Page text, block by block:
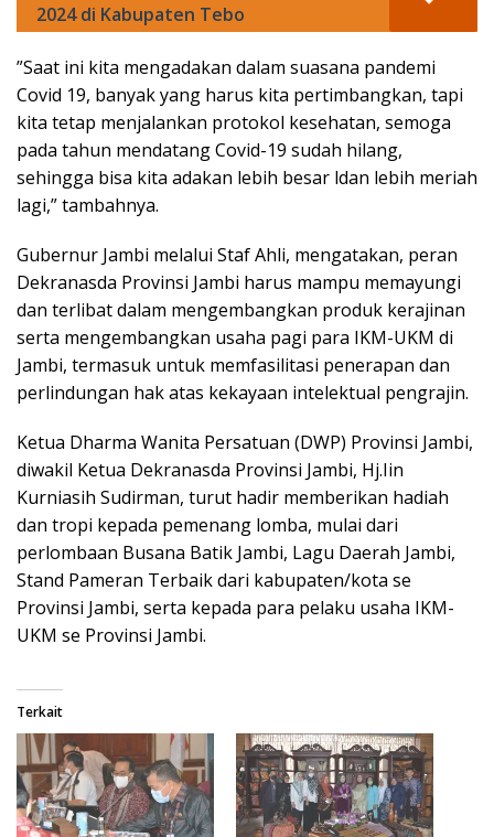
2024 di Kabupaten Tebo
”Saat ini kita mengadakan dalam suasana pandemi
Covid 19, banyak yang harus kita pertimbangkan, tapi
kita tetap menjalankan protokol kesehatan, semoga
pada tahun mendatang Covid-19 sudah hilang,
sehingga bisa kita adakan lebih besar ldan lebih meriah
lagi,” tambahnya.
Gubernur Jambi melalui Staf Ahli, mengatakan, peran
Dekranasda Provinsi Jambi harus mampu memayungi
dan terlibat dalam mengembangkan produk kerajinan
serta mengembangkan usaha pagi para IKM-UKM di
Jambi, termasuk untuk memfasilitasi penerapan dan
perlindungan hak atas kekayaan intelektual pengrajin.
Ketua Dharma Wanita Persatuan (DWP) Provinsi Jambi,
diwakil Ketua Dekranasda Provinsi Jambi, Hj.Iin
Kurniasih Sudirman, turut hadir memberikan hadiah
dan tropi kepada pemenang lomba, mulai dari
perlombaan Busana Batik Jambi, Lagu Daerah Jambi,
Stand Pameran Terbaik dari kabupaten/kota se
Provinsi Jambi, serta kepada para pelaku usaha IKM-
UKM se Provinsi Jambi.
Terkait